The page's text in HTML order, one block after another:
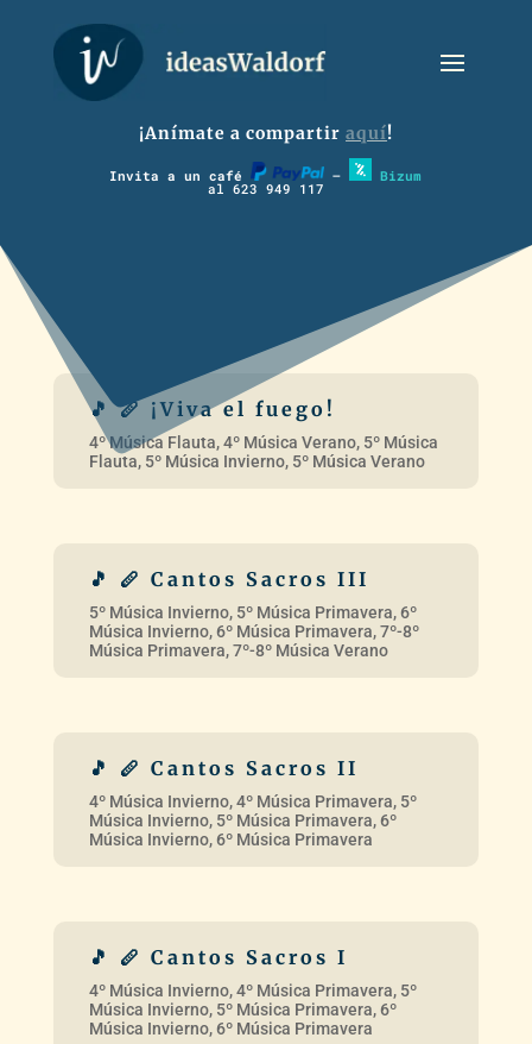
¡Anímate a compartir aquí!
Invita a un café – Bizum
al 623 949 117